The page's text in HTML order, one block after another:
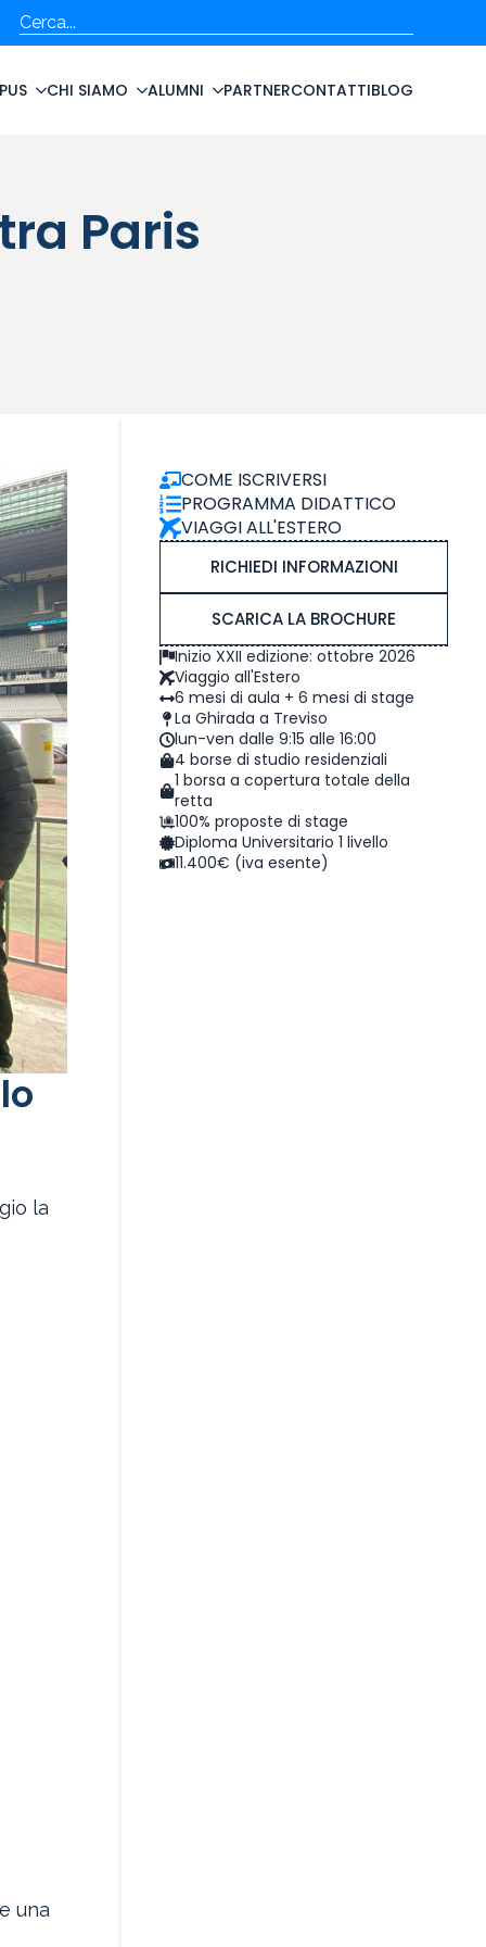
Cerca
CHI SIAMO ALUMNI PARTNERCONTATTIBLOG
Paris
la
una
COME ISCRIVERSI
PROGRAMMA DIDATTICO
VIAGGI ALL'ESTERO
RICHIEDI INFORMAZIONI
SCARICA LA BROCHURE
Inizio XXII edizione: ottobre 2026
Viaggio all'Estero
6 mesi di aula + 6 mesi di stage
La Ghirada a Treviso
lun-ven dalle 9:15 alle 16:00
4 borse di studio residenziali
1 borsa a copertura totale della
retta
100% proposte di stage
Diploma Universitario 1 livello
11.400€ (iva esente)